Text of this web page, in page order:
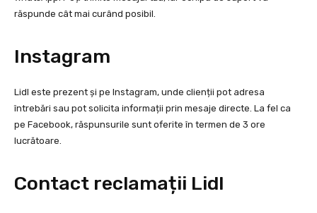
răspunde cât mai curând posibil.
Instagram
Lidl este prezent și pe Instagram, unde clienții pot adresa
întrebări sau pot solicita informații prin mesaje directe. La fel ca
pe Facebook, răspunsurile sunt oferite în termen de 3 ore
lucrătoare.
Contact reclamații Lidl